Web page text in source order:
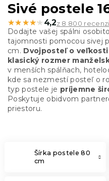
Sivé postele
★★★★★
★★★★★ 4,2z 8 800
Dodajte vašej spálni
tajomnosti pomocou sivej
cm. Dvojposteľ o veľkosti
klasický rozmer
v menších spálňach,
kde sa nezmestí posteľ o
typ postele je príjemne
Poskytuje obidvom
priestoru.
Šírka postele 80
cm